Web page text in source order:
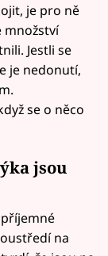
je pro ně
množství
Jestli se
je nedonutí,
se o něco
jsou
na